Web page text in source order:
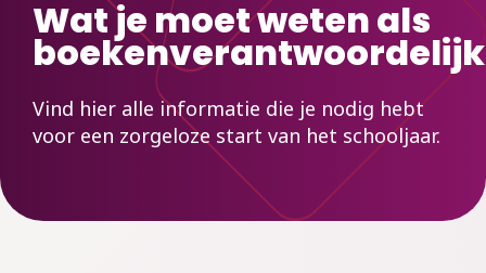
Wat je moet weten als
Vind hier alle informatie die je nodig hebt
voor een zorgeloze start van het schooljaar.